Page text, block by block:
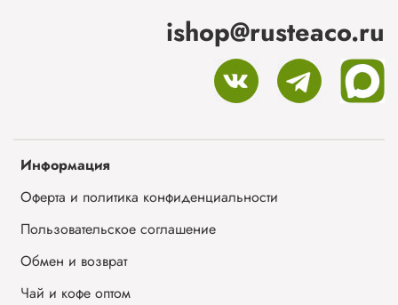
Информация
Оферта и политика конфиденциальности
Пользовательское соглашение
Обмен и возврат
Чай и кофе оптом
ishop@rusteaco.ru